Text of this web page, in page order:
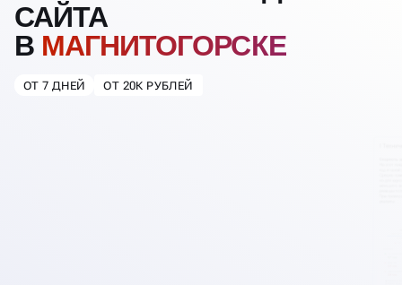
САЙТА
В МАГНИТОГОРСКЕ
ОТ 7 ДНЕЙ ОТ 20К РУБЛЕЙ